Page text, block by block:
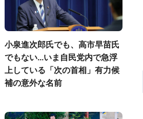
小泉進次郎氏でも、高市早苗氏
でもない...いま自民党内で急浮
上している「次の首相」有力候
補の意外な名前